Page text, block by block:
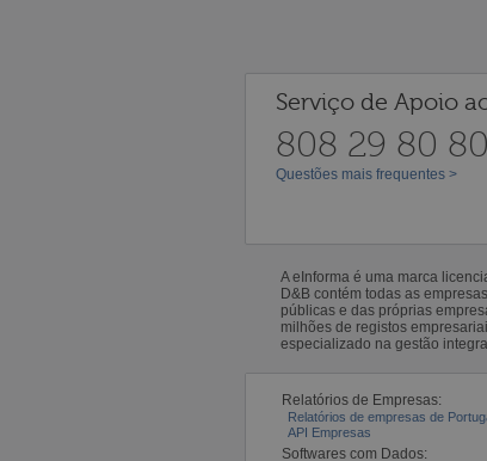
Serviço de Apoio
808 29 80 80
Questões mais frequentes >
A eInforma é uma marca
D&B contém todas as
públicas e das próprias
milhões de registos
especializado na gestão
Relatórios de Empresas:
Relatórios de empresas de
API Empresas
Softwares com Dados: